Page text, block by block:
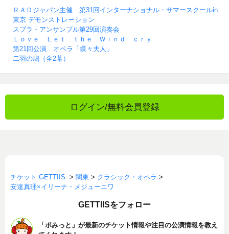
ＲＡＤジャパン主催 第31回インターナショナル・サマースクールin
東京 デモンストレーション
スプラ・アンサンブル第29回演奏会
Ｌｏｖｅ Ｌｅｔ ｔｈｅ Ｗｉｎｄ ｃｒｙ
第21回公演 オペラ「蝶々夫人」
二羽の鳩（全2幕）
ログイン/無料会員登録
チケット GETTIIS > 関東 > クラシック・オペラ >
安達真理×イリーナ・メジューエワ
GETTIISをフォロー
「ポみっと」が最新のチケット情報や注目の公演情報を教え